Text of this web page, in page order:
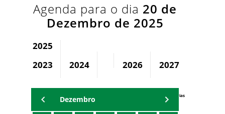
Agenda para o dia 20 de
Dezembro de 2025
2025
2023
2024 2026 2027
Agenda Secretárias
Dezembro